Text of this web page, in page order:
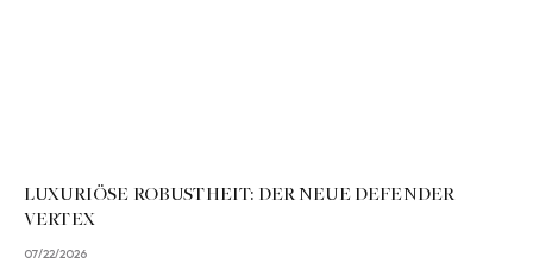
LUXURIÖSE ROBUSTHEIT: DER NEUE DEFENDER
VERTEX
07/22/2026